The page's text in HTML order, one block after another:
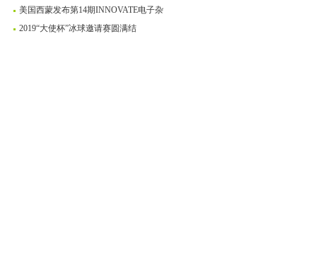
美国西蒙发布第14期INNOVATE电子杂
2019“大使杯”冰球邀请赛圆满结